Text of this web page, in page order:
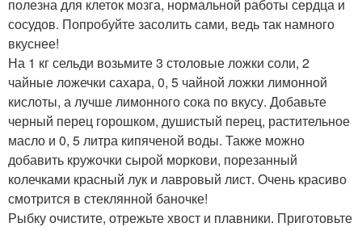
полезна для клеток мозга, нормальной работы сердца и
сосудов. Попробуйте засолить сами, ведь так намного
вкуснее!
На 1 кг сельди возьмите 3 столовые ложки соли, 2
чайные ложечки сахара, 0, 5 чайной ложки лимонной
кислоты, а лучше лимонного сока по вкусу. Добавьте
черный перец горошком, душистый перец, растительное
масло и 0, 5 литра кипяченой воды. Также можно
добавить кружочки сырой моркови, порезанный
колечками красный лук и лавровый лист. Очень красиво
смотрится в стеклянной баночке!
Рыбку очистите, отрежьте хвост и плавники. Приготовьте